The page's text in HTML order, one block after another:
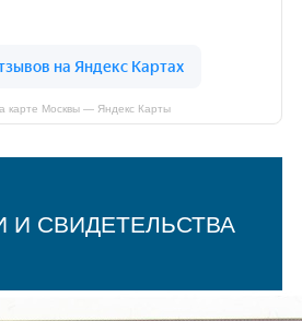
карте Москвы — Яндекс Карты
И СВИДЕТЕЛЬСТВА